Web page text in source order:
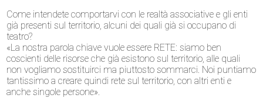
Come intendete comportarvi con le realtà associative e gli enti
già presenti sul territorio, alcuni dei quali già si occupano di
teatro?
«La nostra parola chiave vuole essere RETE: siamo ben
coscienti delle risorse che già esistono sul territorio, alle quali
non vogliamo sostituirci ma piuttosto sommarci. Noi puntiamo
tantissimo a creare quindi rete sul territorio, con altri enti e
anche singole persone».